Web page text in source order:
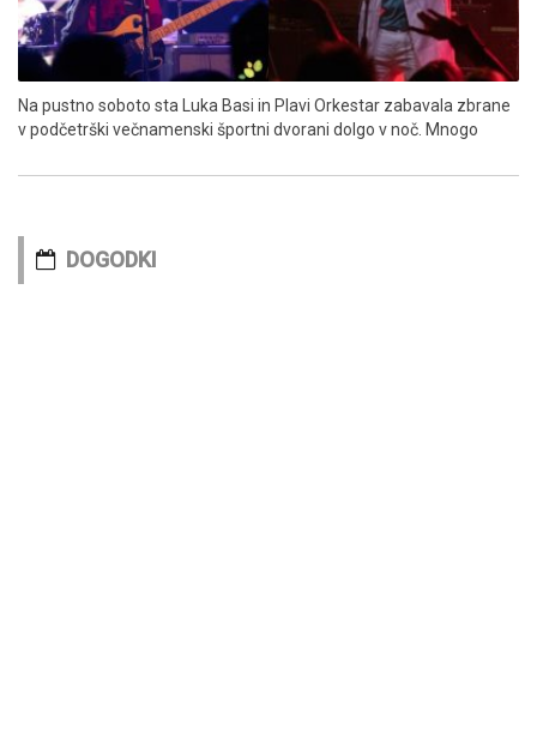
Na pustno soboto sta Luka Basi in Plavi Orkestar zabavala zbrane
v podčetrški večnamenski športni dvorani dolgo v noč. Mnogo
DOGODKI